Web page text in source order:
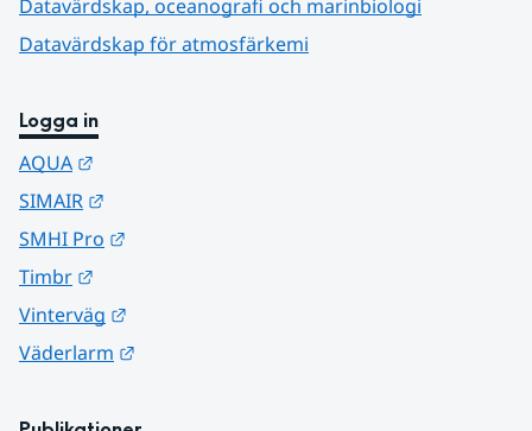
Datavärdskap, oceanografi och marinbiologi
Datavärdskap för atmosfärkemi
Logga in
AQUA
SIMAIR
SMHI Pro
Timbr
Vinterväg
Väderlarm